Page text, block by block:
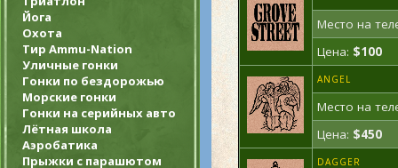
Йога
Охота
Тир Ammu-Nation
Уличные гонки
Гонки по бездорожью
Морские гонки
Гонки на серийных авто
Лётная школа
Аэробатика
Прыжки с парашютом
Место на
Цена: $100
ANGEL
Место на
Цена: $450
DAGGER